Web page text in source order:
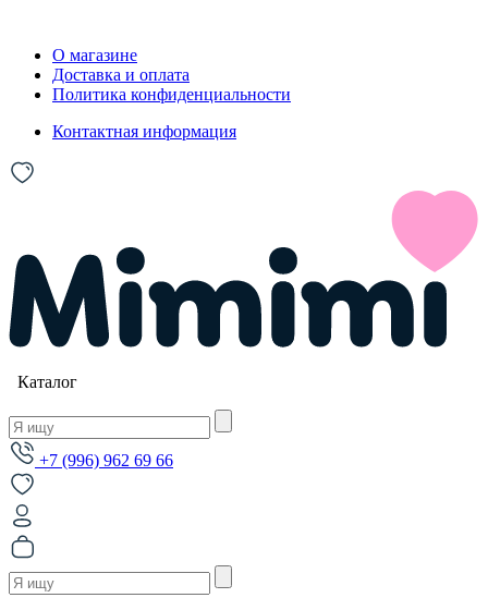
О магазине
Доставка и оплата
Политика конфиденциальности
Контактная информация
Каталог
+7 (996) 962 69 66